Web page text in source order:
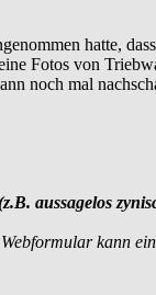
hatte,
Fotos von
noch mal
aussagelos
kann